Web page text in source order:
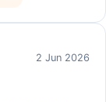
2 Jun 2026